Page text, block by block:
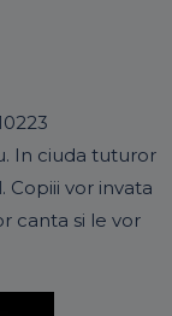
In ciuda tuturor
Copiii vor invata
canta si le vor